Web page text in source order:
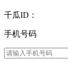
千瓜ID：
手机号码